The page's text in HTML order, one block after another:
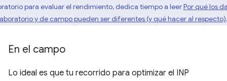
para evaluar el rendimiento, dedica tiempo a leerPor qué los
y de campo pueden ser diferentes (y qué hacer al respecto)
En el campo
Lo ideal es que tu recorrido para optimizar el INP